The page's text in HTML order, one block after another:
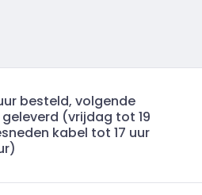
besteld, volgende
(vrijdag tot 19
kabel tot 17 uur